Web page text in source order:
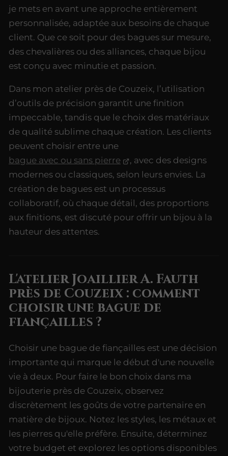
je mets en avant une approche entièrement
personnalisée, adaptée aux besoins de chaque
client. Que ce soit pour des bagues sur mesure,
des chevalières ou des alliances, chaque bijou
est conçu avec minutie et passion.
Dans mon atelier près de Couzeix, l’utilisation
d’outils de précision garantit une finition
impeccable, tandis que le choix des matériaux
de qualité sublime chaque création. Les clients
peuvent choisir entre une
bague avec ou sans pierre
, avec des designs
modernes ou classiques, selon leurs envies. La
création de bagues est un processus
collaboratif, où chaque détail, des proportions
aux finitions, est discuté pour offrir un bijou à la
hauteur des attentes.
L'atelier Joaillier A. Fauth
près de Couzeix : comment
choisir une bague de
fiançailles ?
Choisir une bague de fiançailles est une décision
importante qui marque le début d'une nouvelle
vie à deux. Pour faire le bon choix dans ma
bijouterie près de Couzeix, observez
discrètement les goûts de votre partenaire en
matière de bijoux. Notez les styles, les métaux et
les pierres qu'elle préfère. Ensuite, déterminez
votre budget et explorez les options disponibles